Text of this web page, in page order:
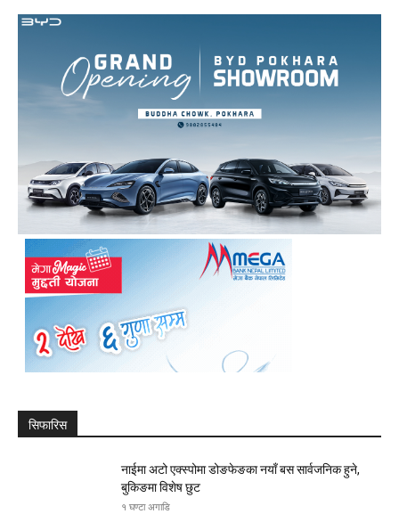
सिफारिस
नाईमा अटो एक्स्पोमा डोङफेङका नयाँ बस सार्वजनिक हुने,
बुकिङमा विशेष छुट
१ घण्टा अगाडि